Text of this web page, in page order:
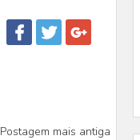
Postagem mais antiga